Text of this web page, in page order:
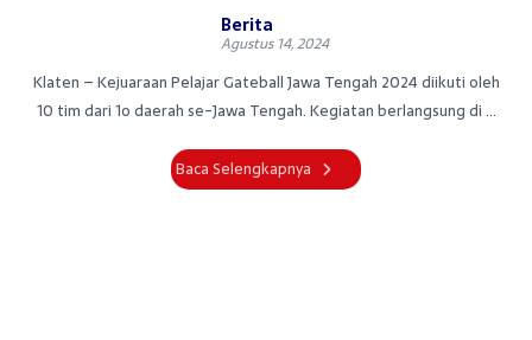
Berita
Agustus 14, 2024
Klaten – Kejuaraan Pelajar Gateball Jawa Tengah 2024 diikuti oleh
10 tim dari 1o daerah se-Jawa Tengah. Kegiatan berlangsung di ...
Baca Selengkapnya